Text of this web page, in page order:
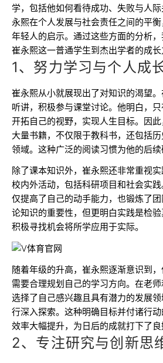
学，包括他如何看待成功、失败与人
永熙在个人发展与社会责任之间的平
年轻人的启示。通过这些方面的分析
崔永熙这一普通学生到杰出学者的成长
1、努力学习与个人成
崔永熙从小就展现出了对知识的渴望
听讲，积极参与课堂讨论。他明白，
开拓自己的视野，实现人生目标。因
大量书籍，不仅限于教科书，还包括
领域。这种广泛的阅读习惯为他的后续
除了课本知识外，崔永熙还非常重视
校内外活动，包括科研项目和社会实
仅提高了自己的动手能力，也锻炼了
论知识的重要性，但更明白实践是检
积极寻找机会将所学应用于实际。
随着年级的升高，崔永熙逐渐意识到
需要合理规划自己的学习方向。在老
选择了自己感兴趣且具有潜力的发展
行深入探索。这种明确目标并付诸行
效率大幅提升，为日后的成就打下了良
2、专注研究与创新思